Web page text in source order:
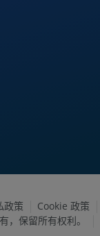
政策 Cookie 政策
，保留所有权利。